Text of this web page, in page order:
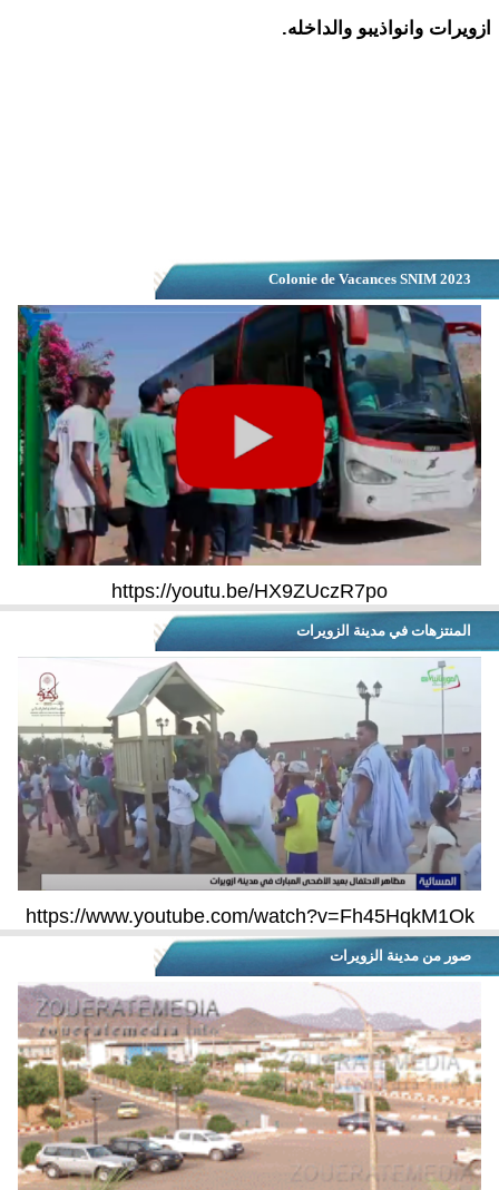
ازويرات وانواذيبو والداخله.
Colonie de Vacances SNIM 2023
https://youtu.be/HX9ZUczR7po
المنتزهات في مدينة الزويرات
https://www.youtube.com/watch?v=Fh45HqkM1Ok
صور من مدينة الزويرات